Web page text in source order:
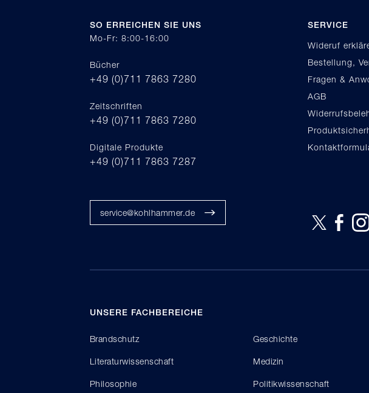
SO ERREICHEN SIE UNS
Mo-Fr: 8:00-16:00
Bücher
+49 (0)711 7863 7280
Zeitschriften
+49 (0)711 7863 7280
Digitale Produkte
+49 (0)711 7863 7287
service@kohlhammer.de
SERVICE
Wideruf
Bestellung,
Fragen &
AGB
UNSERE FACHBEREICHE
Brandschutz Geschichte
Literaturwissenschaft Medizin
Philosophie Politikwissenschaft